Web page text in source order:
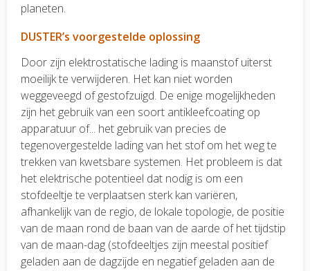
planeten.
DUSTER’s voorgestelde oplossing
Door zijn elektrostatische lading is maanstof uiterst
moeilijk te verwijderen. Het kan niet worden
weggeveegd of gestofzuigd. De enige mogelijkheden
zijn het gebruik van een soort antikleefcoating op
apparatuur of... het gebruik van precies de
tegenovergestelde lading van het stof om het weg te
trekken van kwetsbare systemen. Het probleem is dat
het elektrische potentieel dat nodig is om een
stofdeeltje te verplaatsen sterk kan variëren,
afhankelijk van de regio, de lokale topologie, de positie
van de maan rond de baan van de aarde of het tijdstip
van de maan-dag (stofdeeltjes zijn meestal positief
geladen aan de dagzijde en negatief geladen aan de